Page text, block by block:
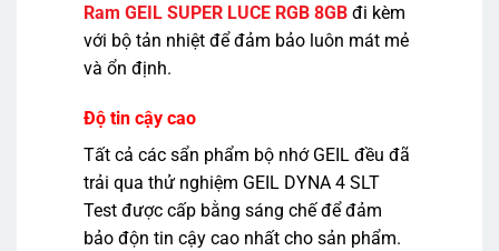
Ram GEIL SUPER LUCE RGB 8GB đi kèm
với bộ tản nhiệt để đảm bảo luôn mát mẻ
và ổn định.
Độ tin cậy cao
Tất cả các sẩn phẩm bộ nhớ GEIL đều đã
trải qua thử nghiệm GEIL DYNA 4 SLT
Test được cấp bằng sáng chế để đảm
bảo độn tin cậy cao nhất cho sản phẩm.